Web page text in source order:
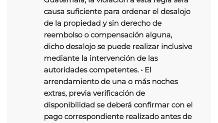
causa suficiente para ordenar el desalojo
de la propiedad y sin derecho de
reembolso o compensación alguna,
dicho desalojo se puede realizar inclusive
mediante la intervención de las
autoridades competentes. • El
arrendamiento de una o más noches
extras, previa verificación de
disponibilidad se deberá confirmar con el
pago correspondiente realizado antes de